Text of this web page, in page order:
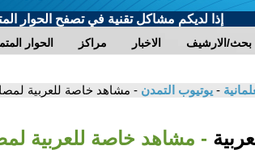
إذا لديكم مشاكل تقنية في تصفح الحوار
الحوار مراكز الاخبار بحث/الارشيف
- يوتيوب التمدن - مشاهد خاصة للعربية
- مشاهد خاصة للعربية